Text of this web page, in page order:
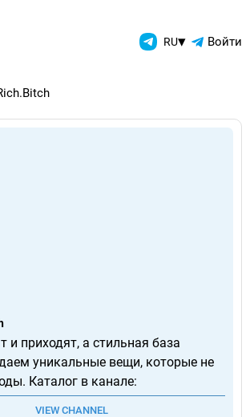
— RU▾ Войти
и приходят, а стильная база
уникальные вещи, которые не
Каталог в канале:
VIEW CHANNEL